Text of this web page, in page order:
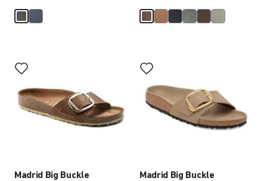
Madrid Big Buckle
med
swatch-
farger
vil
oppdatere
produktbildet
Madrid Big Buckle
med
swatch-
farger
oppdatere
produktbildet